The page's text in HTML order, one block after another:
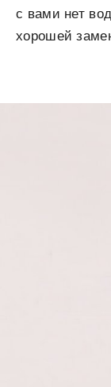
с вами нет
хорошей